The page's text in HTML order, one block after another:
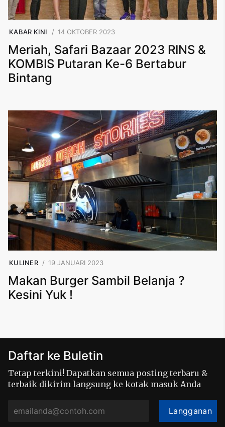
KABAR KINI 14 OKTOBER 2023
Meriah, Safari Bazaar 2023 RINS &
KOMBIS Putaran Ke-6 Bertabur
Bintang
KULINER 19 JANUARI 2023
Makan Burger Sambil Belanja ?
Kesini Yuk !
Daftar ke Buletin
Tetap terkini! Dapatkan semua posting terbaru &
terbaik dikirim langsung ke kotak masuk Anda
Langganan